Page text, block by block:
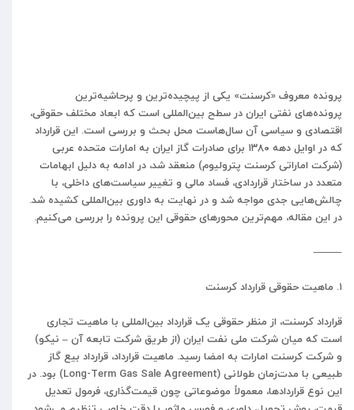
پرونده معروف «کرسنت» یکی از پیچیده‌ترین و پرحاشیه‌ترین
پرونده‌های نفتی ایران در سطح بین‌المللی است که ابعاد مختلف حقوقی،
اقتصادی و سیاسی آن سال‌هاست محل بحث و بررسی است. این قرارداد
که در اوایل دهه ۱۳۸۰ برای صادرات گاز ایران به امارات متحده عربی
(شرکت اماراتی کرسنت پترولیوم) منعقد شد، در ادامه به دلیل ابهامات
متعدد در ساختار قراردادی، فساد مالی و تغییر سیاست‌های داخلی، با
چالش‌هایی جدی مواجه شد و در نهایت به داوری بین‌المللی کشیده شد.
در این مقاله، مهم‌ترین محورهای حقوقی این پرونده را بررسی می‌کنیم.
⸻
۱. ماهیت حقوقی قرارداد کرسنت
قرارداد کرسنت، از منظر حقوقی یک قرارداد بین‌المللی با ماهیت تجاری
است که میان شرکت ملی نفت ایران (از طریق شرکت تابعه آن – نیکو)
و شرکت کرسنت امارات به امضا رسید. ماهیت قرارداد، قرارداد بیع گاز
طبیعی با مدت‌زمان طولانی (Long-Term Gas Sale Agreement) بود. در
این نوع قراردادها، معمولاً موضوعاتی چون قیمت‌گذاری، فرمول تعدیل